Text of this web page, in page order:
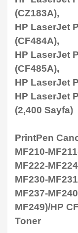
(CZ183A),
HP LaserJet
(CF484A),
HP LaserJet
(CF485A),
HP LaserJet
HP LaserJet
(2,400 Sayfa)
PrintPen
MF210-
MF222-
MF230-
MF237-
MF249)/HP
Toner